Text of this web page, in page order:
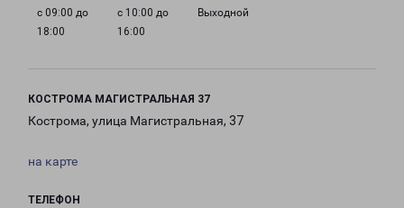
с 09:00 до
18:00
с 10:00 до
16:00
Выходной
КОСТРОМА МАГИСТРАЛЬНАЯ 37
Кострома, улица Магистральная, 37
на карте
ТЕЛЕФОН